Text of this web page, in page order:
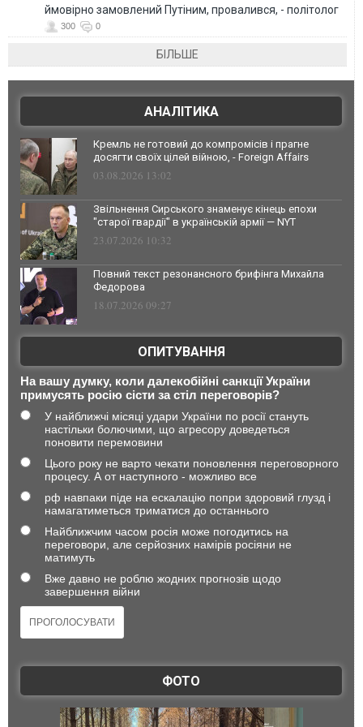
ймовірно замовлений Путіним, провалився, - політолог
300 0
БІЛЬШЕ
АНАЛІТИКА
Кремль не готовий до компромісів і прагне
досягти своїх цілей війною, - Foreign Affairs
03.08.2026 13:02
Звільнення Сирського знаменує кінець епохи
"старої гвардії" в українській армії — NYT
23.07.2026 10:32
Повний текст резонансного брифінга Михайла
Федорова
18.07.2026 09:27
ОПИТУВАННЯ
На вашу думку, коли далекобійні санкції України
примусять росію сісти за стіл переговорів?
У найближчі місяці удари України по росії стануть
настільки болючими, що агресору доведеться
поновити перемовини
Цього року не варто чекати поновлення переговорного
процесу. А от наступного - можливо все
рф навпаки піде на ескалацію попри здоровий глузд і
намагатиметься триматися до останнього
Найближчим часом росія може погодитись на
переговори, але серйозних намірів росіяни не
матимуть
Вже давно не роблю жодних прогнозів щодо
завершення війни
ФОТО